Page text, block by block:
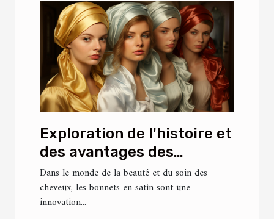
Exploration de l'histoire et
des avantages des
bonnets en satin
Dans le monde de la beauté et du soin des
cheveux, les bonnets en satin sont une
innovation...